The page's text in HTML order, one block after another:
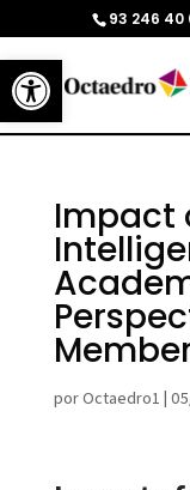
Abrir barra de
93 246 40
Impact
porOctaedro1 |